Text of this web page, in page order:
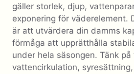
gäller storlek, djup,
exponering för väderelement.
är att utvärdera din damms
förmåga att upprätthålla
under hela säsongen. Tänk
vattencirkulation,